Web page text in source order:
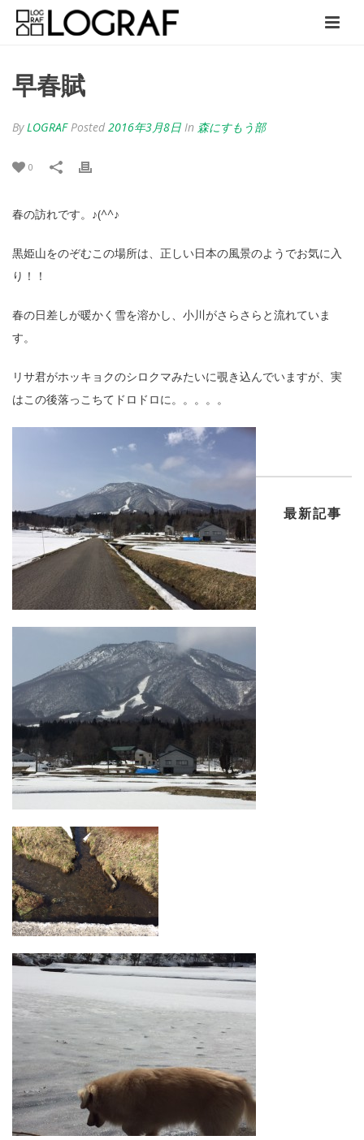
早春賦
ByLOGRAF Posted 2016年3月8日 In 森にすもう部
0
春の訪れです。♪(^^♪
黒姫山をのぞむこの場所は、正しい日本の風景のようでお気に入
り！！
春の日差しが暖かく雪を溶かし、小川がさらさらと流れていま
す。
リサ君がホッキョクのシロクマみたいに覗き込んでいますが、実
はこの後落っこちてドロドロに。。。。。
最新記事